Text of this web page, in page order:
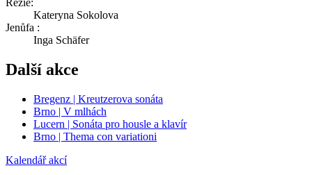
Režie:
Kateryna Sokolova
Jenůfa :
Inga Schäfer
Další akce
Bregenz | Kreutzerova sonáta
Brno | V mlhách
Lucern | Sonáta pro housle a klavír
Brno | Thema con variationi
Kalendář akcí